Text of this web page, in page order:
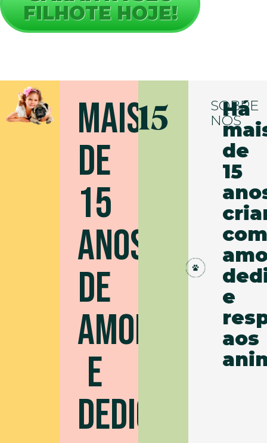
FILHOTE HOJE!
MAIS
DE
15
ANOS
DE
AMOR
E
DEDICAÇÃO
SOBRE
NÓS
Há
de
15
com
e
aos